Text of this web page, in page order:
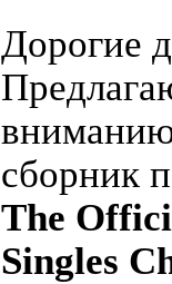
Дорогие
сборник
The
Singles